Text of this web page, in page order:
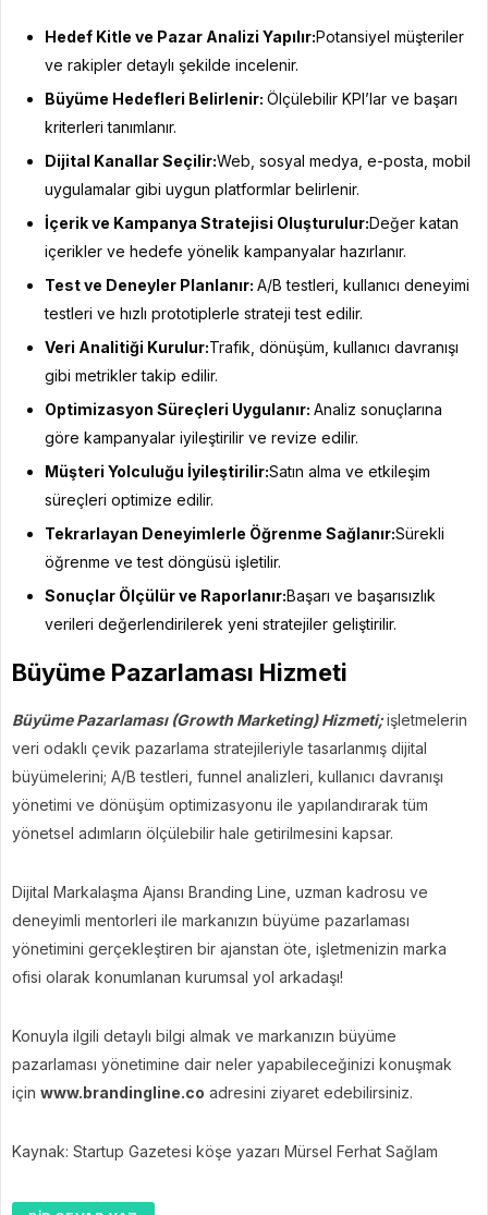
Hedef Kitle ve Pazar Analizi Yapılır:Potansiyel müşteriler
ve rakipler detaylı şekilde incelenir.
Büyüme Hedefleri Belirlenir: Ölçülebilir KPI’lar ve başarı
kriterleri tanımlanır.
Dijital Kanallar Seçilir:Web, sosyal medya, e-posta, mobil
uygulamalar gibi uygun platformlar belirlenir.
İçerik ve Kampanya Stratejisi Oluşturulur:Değer katan
içerikler ve hedefe yönelik kampanyalar hazırlanır.
Test ve Deneyler Planlanır: A/B testleri, kullanıcı deneyimi
testleri ve hızlı prototiplerle strateji test edilir.
Veri Analitiği Kurulur:Trafik, dönüşüm, kullanıcı davranışı
gibi metrikler takip edilir.
Optimizasyon Süreçleri Uygulanır: Analiz sonuçlarına
göre kampanyalar iyileştirilir ve revize edilir.
Müşteri Yolculuğu İyileştirilir:Satın alma ve etkileşim
süreçleri optimize edilir.
Tekrarlayan Deneyimlerle Öğrenme Sağlanır:Sürekli
öğrenme ve test döngüsü işletilir.
Sonuçlar Ölçülür ve Raporlanır:Başarı ve başarısızlık
verileri değerlendirilerek yeni stratejiler geliştirilir.
Büyüme Pazarlaması Hizmeti
Büyüme Pazarlaması (Growth Marketing) Hizmeti;işletmelerin
veri odaklı çevik pazarlama stratejileriyle tasarlanmış dijital
büyümelerini; A/B testleri, funnel analizleri, kullanıcı davranışı
yönetimi ve dönüşüm optimizasyonu ile yapılandırarak tüm
yönetsel adımların ölçülebilir hale getirilmesini kapsar.
Dijital Markalaşma Ajansı Branding Line, uzman kadrosu ve
deneyimli mentorleri ile markanızın büyüme pazarlaması
yönetimini gerçekleştiren bir ajanstan öte, işletmenizin marka
ofisi olarak konumlanan kurumsal yol arkadaşı!
Konuyla ilgili detaylı bilgi almak ve markanızın büyüme
pazarlaması yönetimine dair neler yapabileceğinizi konuşmak
için www.brandingline.co adresini ziyaret edebilirsiniz.
Kaynak: Startup Gazetesi köşe yazarı Mürsel Ferhat Sağlam